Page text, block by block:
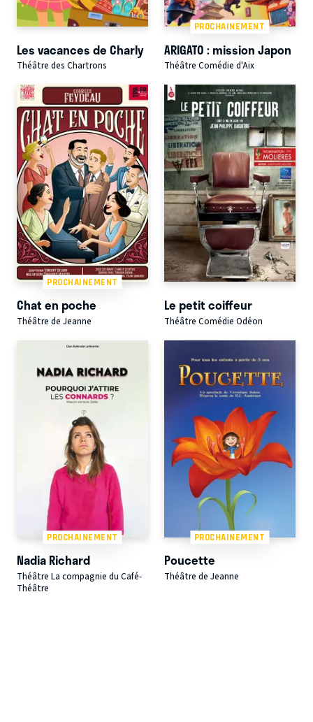
Les vacances de Charly
Théâtre des Chartrons
PROCHAINEMENT
ARIGATO : mission Japon
Théâtre Comédie d'Aix
PROCHAINEMENT
Chat en poche
Théâtre de Jeanne
Le petit coiffeur
Théâtre Comédie Odéon
PROCHAINEMENT
Nadia Richard
Théâtre La compagnie du Café-
Théâtre
PROCHAINEMENT
Poucette
Théâtre de Jeanne